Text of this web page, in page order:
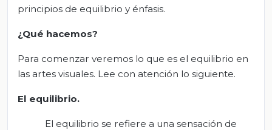
principios de equilibrio y énfasis.
¿Qué hacemos?
Para comenzar veremos lo que es el equilibrio en
las artes visuales. Lee con atención lo siguiente.
El equilibrio.
El equilibrio se refiere a una sensación de